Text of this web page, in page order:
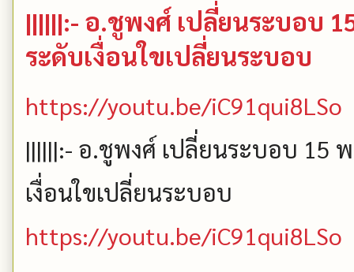
||||||:- อ.ชูพงศ์ เปลี่ยนระบอบ
ระดับเงื่อนใขเปลี่ยนระบอบ
https://youtu.be/iC91qui8LSo
||||||:- อ.ชูพงศ์ เปลี่ยนระบอบ 15
เงื่อนใขเปลี่ยนระบอบ
https://youtu.be/iC91qui8LSo